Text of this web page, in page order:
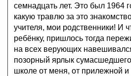
семнадцать лет. Это был 1964
какую травлю за это
учителя, мои родственники! И
ребёнку, пришлось тогда
на всех верующих
позорный ярлык
школе от меня, от прилежной и